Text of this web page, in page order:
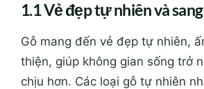
1.1 Vẻ đẹp tự nhiên và
Gỗ mang đến vẻ đẹp tự nhiên,
thiện, giúp không gian sống trở
chịu hơn. Các loại gỗ tự nhiên